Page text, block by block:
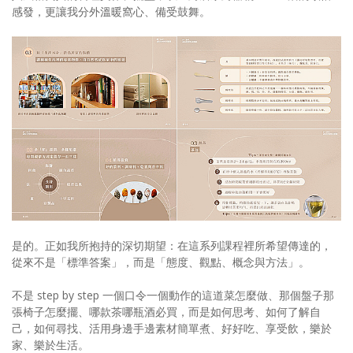
感發，更讓我分外溫暖窩心、備受鼓舞。
是的。正如我所抱持的深切期望：在這系列課程裡所希望傳達的，
從來不是「標準答案」，而是「態度、觀點、概念與方法」。
不是 step by step 一個口令一個動作的這道菜怎麼做、那個盤子那
張椅子怎麼擺、哪款茶哪瓶酒必買，而是如何思考、如何了解自
己，如何尋找、活用身邊手邊素材簡單煮、好好吃、享受飲，樂於
家、樂於生活。